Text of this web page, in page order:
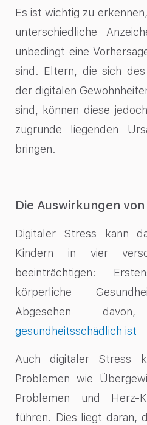
Es ist wichtig zu
unterschiedliche
unbedingt eine
sind. Eltern, die sich
der digitalen
sind, können diese
zugrunde liegenden
bringen.
Die Auswirkungen
Digitaler Stress kann
Kindern in vier
beeinträchtigen:
körperliche
Abgesehen
gesundheitsschädlich ist
Auch digitaler Stress
Problemen wie
Problemen und Herz-
führen. Dies liegt daran,